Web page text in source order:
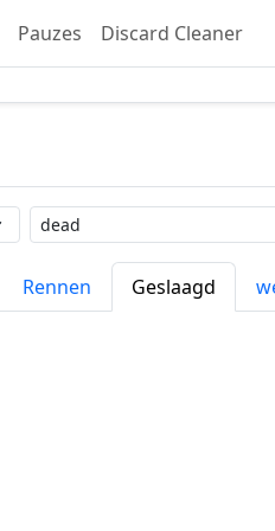
Pauzes Discard Cleaner
Label
Rennen Geslaagd